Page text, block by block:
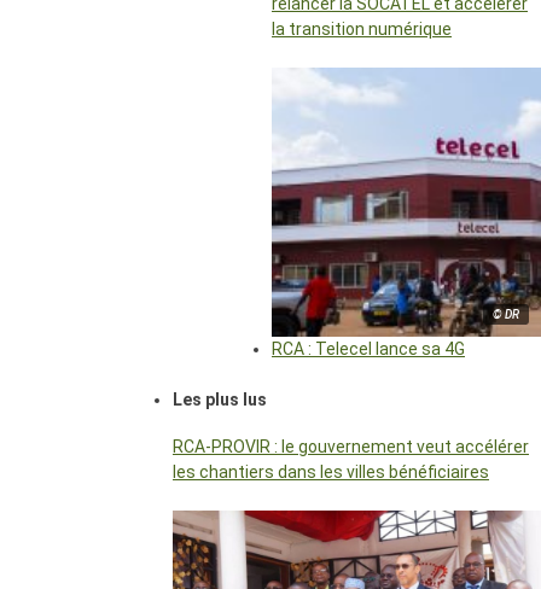
la transition numérique
© DR
RCA : Telecel lance sa 4G
Les plus lus
RCA-PROVIR : le gouvernement veut accélérer
les chantiers dans les villes bénéficiaires